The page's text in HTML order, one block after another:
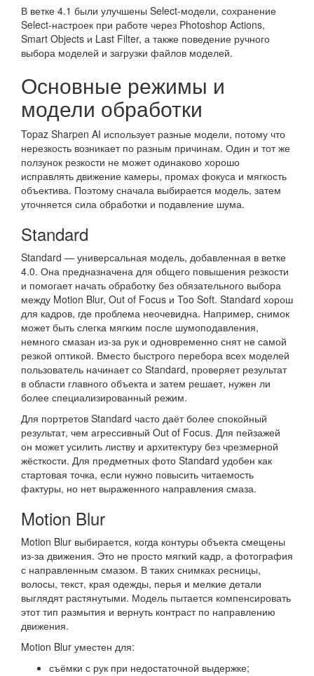
В ветке 4.1 были улучшены Select-модели, сохранение
Select-настроек при работе через Photoshop Actions,
Smart Objects и Last Filter, а также поведение ручного
выбора моделей и загрузки файлов моделей.
Основные режимы и
модели обработки
Topaz Sharpen AI использует разные модели, потому что
нерезкость возникает по разным причинам. Один и тот же
ползунок резкости не может одинаково хорошо
исправлять движение камеры, промах фокуса и мягкость
объектива. Поэтому сначала выбирается модель, затем
уточняется сила обработки и подавление шума.
Standard
Standard — универсальная модель, добавленная в ветке
4.0. Она предназначена для общего повышения резкости
и помогает начать обработку без обязательного выбора
между Motion Blur, Out of Focus и Too Soft. Standard хорош
для кадров, где проблема неочевидна. Например, снимок
может быть слегка мягким после шумоподавления,
немного смазан из-за рук и одновременно снят не самой
резкой оптикой. Вместо быстрого перебора всех моделей
пользователь начинает со Standard, проверяет результат
в области главного объекта и затем решает, нужен ли
более специализированный режим.
Для портретов Standard часто даёт более спокойный
результат, чем агрессивный Out of Focus. Для пейзажей
он может усилить листву и архитектуру без чрезмерной
жёсткости. Для предметных фото Standard удобен как
стартовая точка, если нужно повысить читаемость
фактуры, но нет выраженного направления смаза.
Motion Blur
Motion Blur выбирается, когда контуры объекта смещены
из-за движения. Это не просто мягкий кадр, а фотография
с направленным смазом. В таких снимках ресницы,
волосы, текст, края одежды, перья и мелкие детали
выглядят растянутыми. Модель пытается компенсировать
этот тип размытия и вернуть контраст по направлению
движения.
Motion Blur уместен для:
съёмки с рук при недостаточной выдержке;